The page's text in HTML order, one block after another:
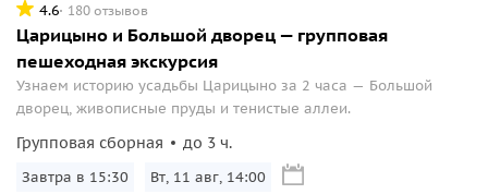
4.6 180 отзывов
Царицыно и Большой дворец — групповая
пешеходная экскурсия
Узнаем историю усадьбы Царицыно за 2 часа — Большой
дворец, живописные пруды и тенистые аллеи.
Групповая сборная до 3 ч.
Завтра в 15:30 Вт, 11 авг, 14:00